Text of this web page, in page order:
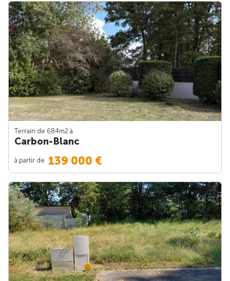
Terrain de 684m2 à
Carbon-Blanc
à partir de 139 000 €